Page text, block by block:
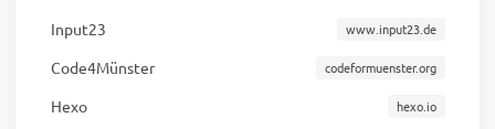
Input23 www.input23.de
Code4Münster codeformuenster.org
Hexo hexo.io